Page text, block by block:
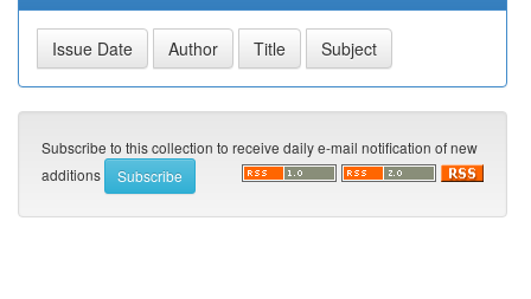
Subscribe to this collection to receive daily e-mail notification of new
additions